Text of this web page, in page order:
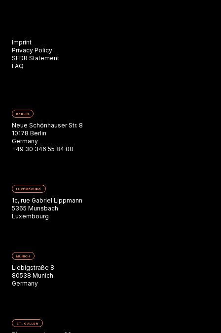
Imprint
Privacy Policy
SFDR Statement
FAQ
BERLIN
Neue Schönhauser Str. 8
10178 Berlin
Germany
+49 30 346 55 84 00
LUXEMBOURG
1c, rue Gabriel Lippmann
5365 Munsbach
Luxembourg
MUNICH
Liebigstraße 8
80538 Munich
Germany
ST. GALLEN